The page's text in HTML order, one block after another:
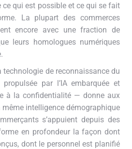
ce qui est possible et ce qui se fait
La plupart des commerces
encore avec une fraction de
leurs homologues numériques
technologie de reconnaissance du
par l’IA embarquée et
à la confidentialité — donne aux
intelligence démographique
s’appuient depuis des
en profondeur la façon dont
dont le personnel est planifié